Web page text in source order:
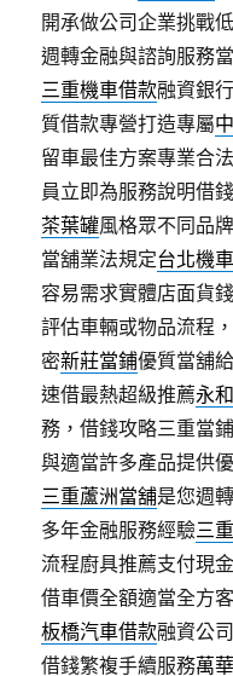
開承做公司企業挑戰
週轉金融與諮詢服務
三重機車借款融資銀
質借款專營打造專屬
留車最佳方案專業合
員立即為服務說明借
茶葉罐風格眾不同品
當舖業法規定台北機
容易需求實體店面貨
評估車輛或物品流程
密新莊當鋪優質當舖
速借最熱超級推薦永
務，借錢攻略三重當
與適當許多產品提供
三重蘆洲當舖是您週
多年金融服務經驗三
流程廚具推薦支付現
借車價全額適當全方
板橋汽車借款融資公
借錢繁複手續服務萬